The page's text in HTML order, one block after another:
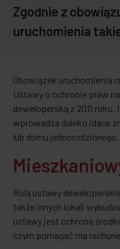
Zgodnie z
uruchomienia
Obowiązek uruchomienia
Ustawy o ochronie praw
deweloperską z 2011
wprowadza daleko idące
lub domu jednorodzinnego.
Rolą ustawy
także innych lokali
ustawy jest ochrona
czym pomagać ma